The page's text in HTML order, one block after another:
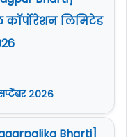
कॉर्पोरेशन लिमिटेड
२०२६